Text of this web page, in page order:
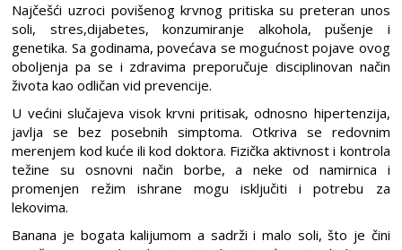
Najčešći uzroci povišenog krvnog pritiska su preteran unos
soli, stres,dijabetes, konzumiranje alkohola, pušenje i
genetika. Sa godinama, povećava se mogućnost pojave ovog
oboljenja pa se i zdravima preporučuje disciplinovan način
života kao odličan vid prevencije.
U većini slučajeva visok krvni pritisak, odnosno hipertenzija,
javlja se bez posebnih simptoma. Otkriva se redovnim
merenjem kod kuće ili kod doktora. Fizička aktivnost i kontrola
težine su osnovni način borbe, a neke od namirnica i
promenjen režim ishrane mogu isključiti i potrebu za
lekovima.
Banana je bogata kalijumom a sadrži i malo soli, što je čini